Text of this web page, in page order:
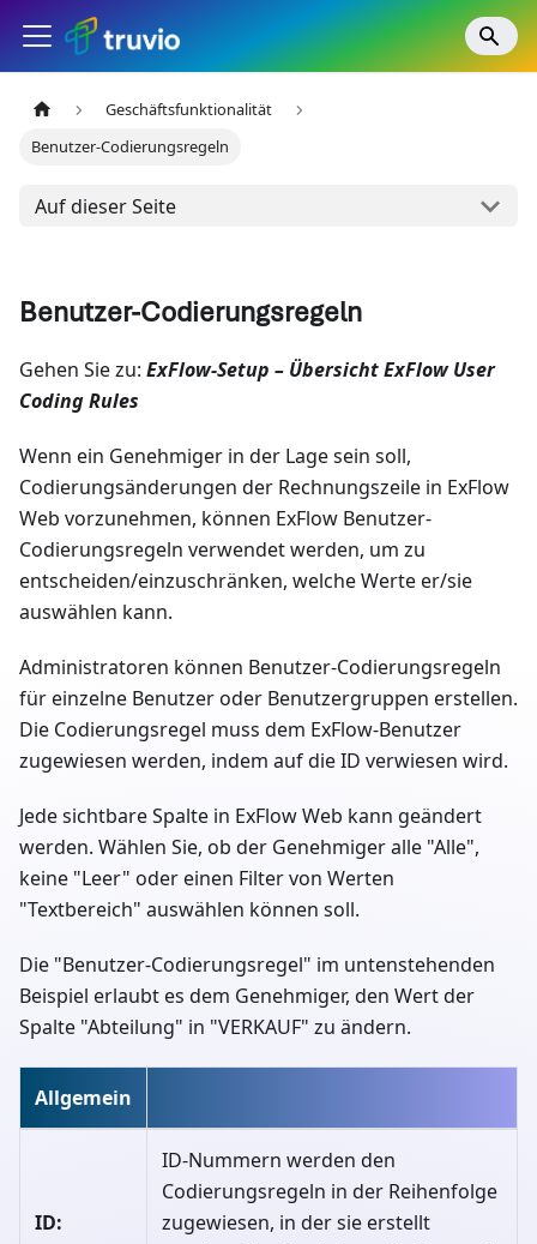
Geschäftsfunktionalität
Benutzer-Codierungsregeln
Auf dieser Seite
Benutzer-Codierungsregeln
Gehen Sie zu: ExFlow-Setup – Übersicht ExFlow User
Coding Rules
Wenn ein Genehmiger in der Lage sein soll,
Codierungsänderungen der Rechnungszeile in ExFlow
Web vorzunehmen, können ExFlow Benutzer-
Codierungsregeln verwendet werden, um zu
entscheiden/einzuschränken, welche Werte er/sie
auswählen kann.
Administratoren können Benutzer-Codierungsregeln
für einzelne Benutzer oder Benutzergruppen erstellen.
Die Codierungsregel muss dem ExFlow-Benutzer
zugewiesen werden, indem auf die ID verwiesen wird.
Jede sichtbare Spalte in ExFlow Web kann geändert
werden. Wählen Sie, ob der Genehmiger alle "Alle",
keine "Leer" oder einen Filter von Werten
"Textbereich" auswählen können soll.
Die "Benutzer-Codierungsregel" im untenstehenden
Beispiel erlaubt es dem Genehmiger, den Wert der
Spalte "Abteilung" in "VERKAUF" zu ändern.
Allgemein
ID:
ID-Nummern werden den
Codierungsregeln in der Reihenfolge
zugewiesen, in der sie erstellt